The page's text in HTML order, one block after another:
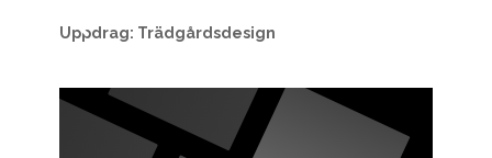
Uppdrag: Trädgårdsdesign